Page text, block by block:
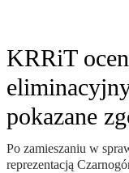
KRRiT
pokazane
Po zamieszaniu w
reprezentacją